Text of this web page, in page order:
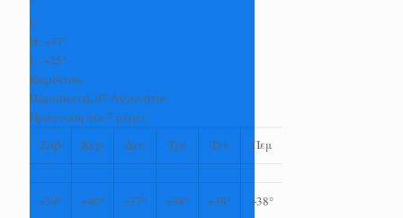
C
H: +37°
L: +25°
Καρδίτσα
Παρασκευή, 07 Αύγουστος
Πρόγνωση για 7 μέρες
Σαβ
Κυρ Δευ Τρι Τετ Πεμ
+39° +40° +37° +38° +39° +38°